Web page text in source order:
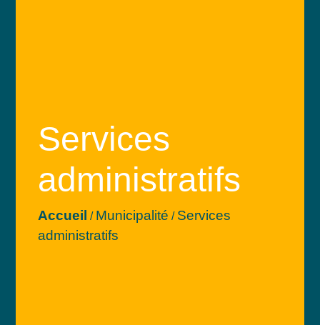
Services
administratifs
Accueil / Municipalité / Services
administratifs